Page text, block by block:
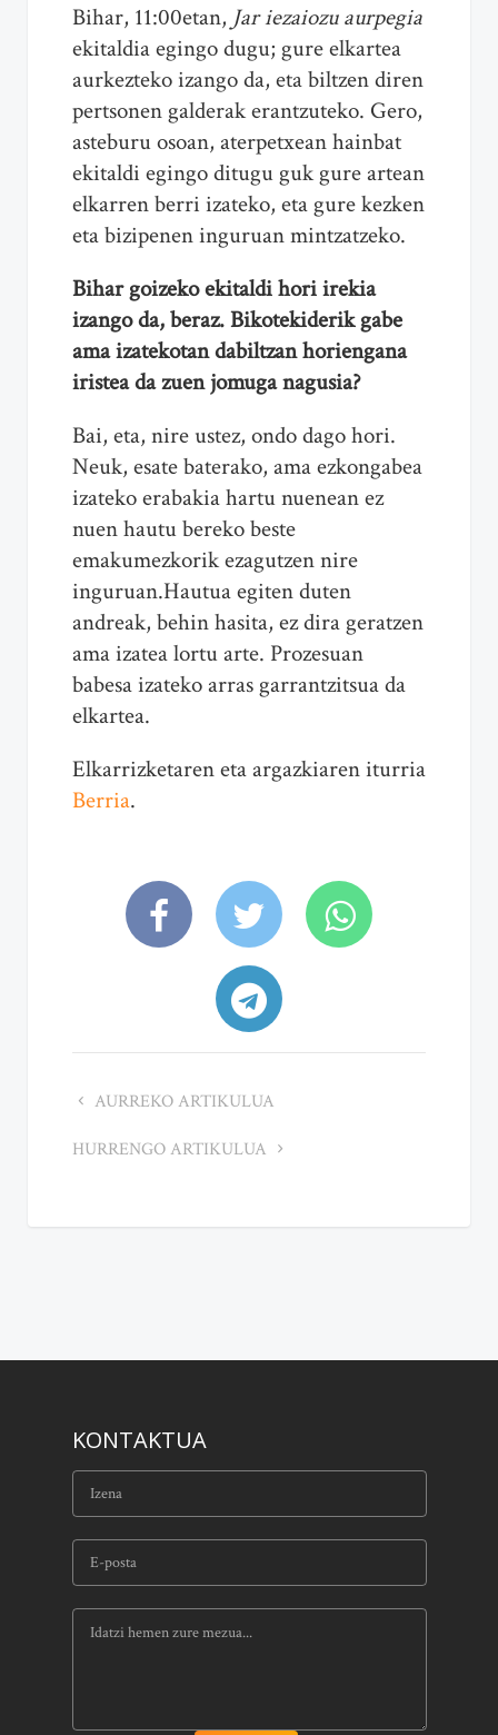
Bihar, 11:00etan, Jar iezaiozu aurpegia
ekitaldia egingo dugu; gure elkartea
aurkezteko izango da, eta biltzen diren
pertsonen galderak erantzuteko. Gero,
asteburu osoan, aterpetxean hainbat
ekitaldi egingo ditugu guk gure artean
elkarren berri izateko, eta gure kezken
eta bizipenen inguruan mintzatzeko.
Bihar goizeko ekitaldi hori irekia
izango da, beraz. Bikotekiderik gabe
ama izatekotan dabiltzan horiengana
iristea da zuen jomuga nagusia?
Bai, eta, nire ustez, ondo dago hori.
Neuk, esate baterako, ama ezkongabea
izateko erabakia hartu nuenean ez
nuen hautu bereko beste
emakumezkorik ezagutzen nire
inguruan.Hautua egiten duten
andreak, behin hasita, ez dira geratzen
ama izatea lortu arte. Prozesuan
babesa izateko arras garrantzitsua da
elkartea.
Elkarrizketaren eta argazkiaren iturria
Berria.
AURREKO ARTIKULUA
HURRENGO ARTIKULUA
KONTAKTUA